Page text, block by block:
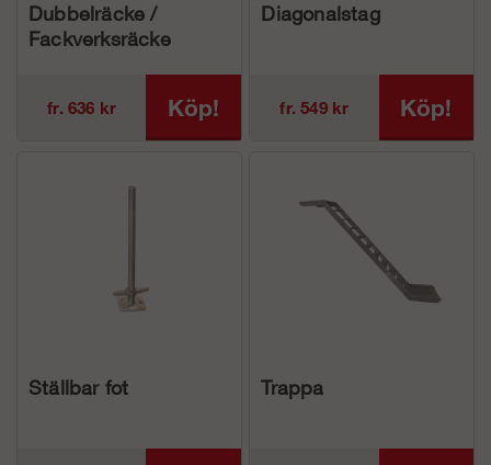
Dubbelräcke /
Fackverksräcke
fr. 636 kr Köp!
Diagonalstag
fr. 549 kr Köp!
Ställbar fot Trappa